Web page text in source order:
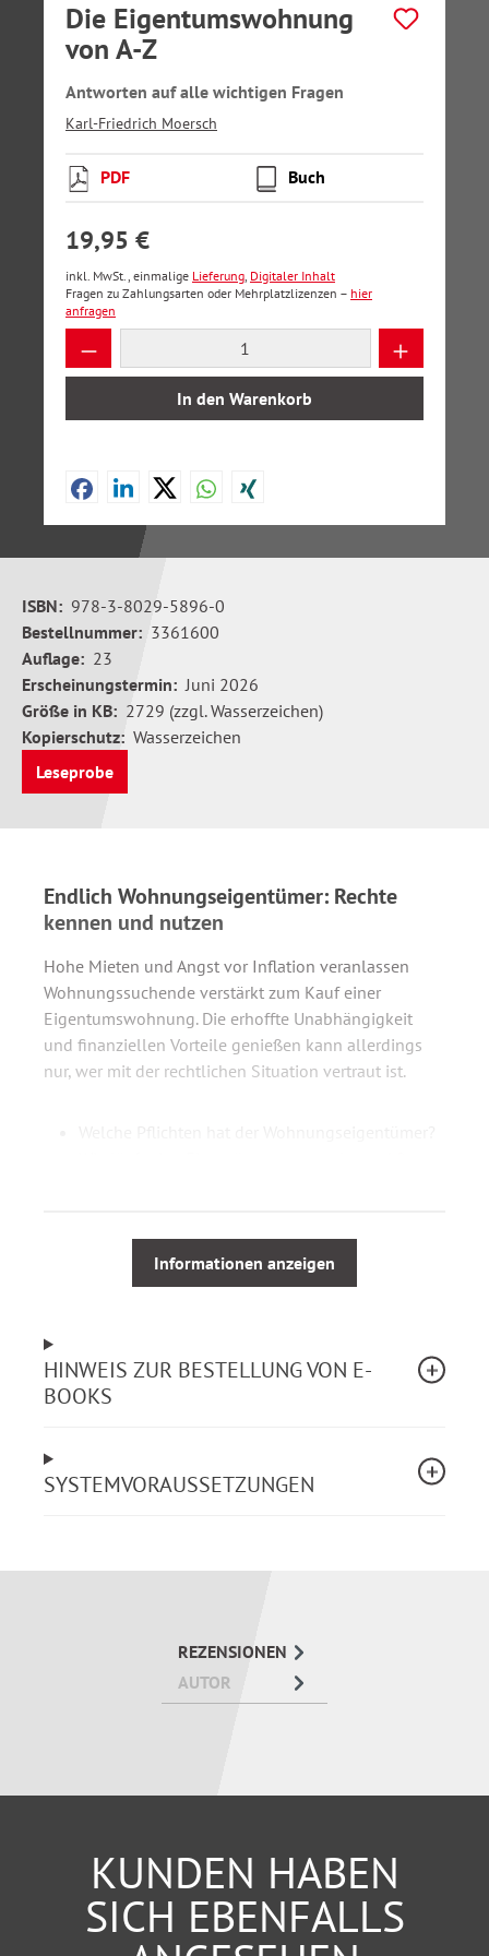
Die Eigentumswohnung
von A-Z
Antworten auf alle wichtigen Fragen
Karl-Friedrich Moersch
PDF Buch
19,95 €
inkl. MwSt., einmalige Lieferung, Digitaler Inhalt
Fragen zu Zahlungsarten oder Mehrplatzlizenzen – hier
anfragen
Produkt Anzahl: Gib den gewünschten
In den Warenkorb
ISBN: 978-3-8029-5896-0
Bestellnummer: 3361600
Auflage: 23
Erscheinungstermin: Juni 2026
Größe in KB: 2729 (zzgl. Wasserzeichen)
Kopierschutz: Wasserzeichen
Leseprobe
Endlich Wohnungseigentümer: Rechte
kennen und nutzen
Hohe Mieten und Angst vor Inflation veranlassen
Wohnungssuchende verstärkt zum Kauf einer
Eigentumswohnung. Die erhoffte Unabhängigkeit
und finanziellen Vorteile genießen kann allerdings
nur, wer mit der rechtlichen Situation vertraut ist.
Wer haftet für Schäden am
Gemeinschaftseigentum?
Welche baulichen Veränderungen unterliegen
Instandhaltungsrücklage sein?
Wie werden die Kosten für den Einbau einer
umgelegt (z. B. PV-Anlage, Solartherme,
Blockheizkraftwerk, Wärmepumpe)?
die Wohnungseigentümer?
Informationen anzeigen
HINWEIS ZUR BESTELLUNG VON E-
BOOKS
SYSTEMVORAUSSETZUNGEN
REZENSIONEN
AUTOR
KUNDEN HABEN
SICH EBENFALLS